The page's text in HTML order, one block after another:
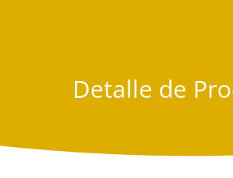
Detalle de